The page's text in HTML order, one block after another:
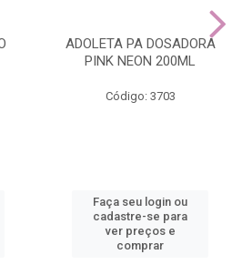
ADOLETA PA DOSADORA
PINK NEON 200ML
Código: 3703
Faça seu login ou
cadastre-se para
ver preços e
comprar